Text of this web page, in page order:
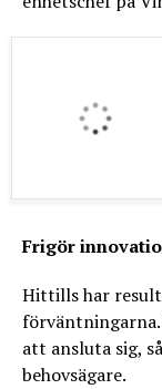
Frigör
Hittills har
att ansluta sig,
behovsägare.